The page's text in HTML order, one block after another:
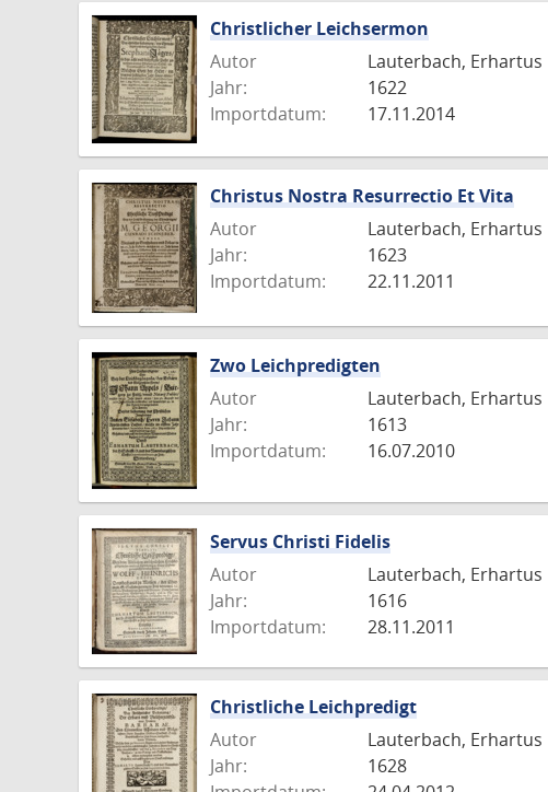
Christlicher Leichsermon
Autor
Lauterbach, Erhartus
Jahr:
1622
Importdatum:
17.11.2014
Christus Nostra Resurrectio Et Vita
Autor
Lauterbach, Erhartus
Jahr:
1623
Importdatum:
22.11.2011
Zwo Leichpredigten
Autor
Lauterbach, Erhartus
Jahr:
1613
Importdatum:
16.07.2010
Servus Christi Fidelis
Autor
Lauterbach, Erhartus
Jahr:
1616
Importdatum:
28.11.2011
Christliche Leichpredigt
Autor
Lauterbach, Erhartus
Jahr:
1628